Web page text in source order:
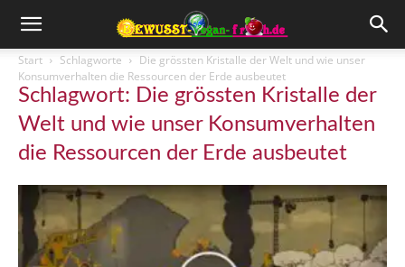
Start Schlagworte
Die grössten Kristalle der Welt und wie unser
Konsumverhalten die Ressourcen der Erde ausbeutet
Schlagwort: Die grössten Kristalle der
Welt und wie unser Konsumverhalten
die Ressourcen der Erde ausbeutet